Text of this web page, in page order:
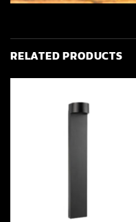
RELATED PRODUCTS